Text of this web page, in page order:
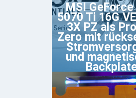
MSI GeForce
5070 Ti 16G
3X PZ als
Zero mit
und